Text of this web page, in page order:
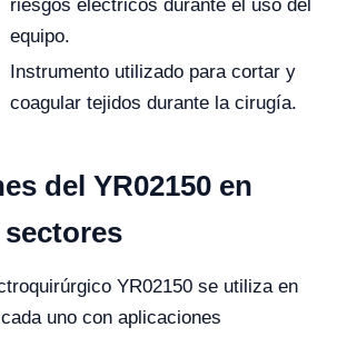
riesgos eléctricos durante el uso del
equipo.
Instrumento utilizado para cortar y
coagular tejidos durante la cirugía.
del YR02150 en
YR02150 se utiliza en
uno con aplicaciones